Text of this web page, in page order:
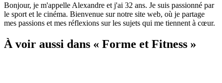
Bonjour, je m'appelle Alexandre et j'ai 32 ans. Je suis passionné par
le sport et le cinéma. Bienvenue sur notre site web, où je partage
mes passions et mes réflexions sur les sujets qui me tiennent à cœur.
À voir aussi dans « Forme et Fitness »